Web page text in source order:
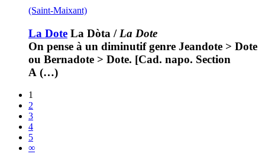
(Saint-Maixant)
La Dote La Dòta / La Dote
On pense à un diminutif genre Jeandote > Dote
ou Bernadote > Dote. [Cad. napo. Section
A (…)
1
2
3
4
5
∞